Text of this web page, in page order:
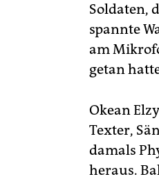
Soldaten,
spannte
am
getan
Okean
Texter,
damals
heraus.